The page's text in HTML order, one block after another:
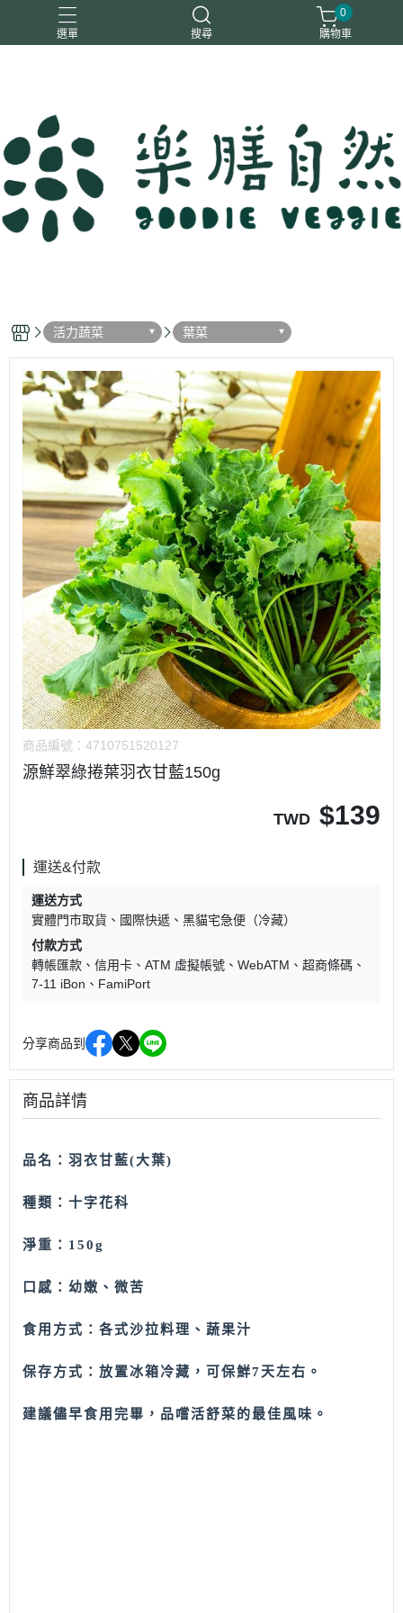
選單 搜尋
一樂鶴
0
購物車
活力蔬菜 葉菜
商品編號： 4710751520127
源鮮翠綠捲葉羽衣甘藍150g
TWD $139
運送&付款
運送方式
實體門市取貨
國際快遞
黑貓宅急便（冷藏）
付款方式
轉帳匯款
信用卡 ATM 虛擬帳號 WebATM
超商條碼
7-11 iBon
FamiPort
分享商品到
商品詳情
品名：羽衣甘藍(大葉)
種類：十字花科
淨重：150g
口感：幼嫩、微苦
食用方式：各式沙拉料理、蔬果汁
保存方式：放置冰箱冷藏，可保鮮7天左右。
建議儘早食用完畢，品嚐活舒菜的最佳風味。